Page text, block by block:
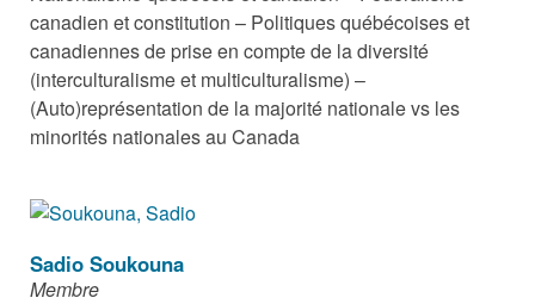
canadien et constitution – Politiques québécoises et
canadiennes de prise en compte de la diversité
(interculturalisme et multiculturalisme) –
(Auto)représentation de la majorité nationale vs les
minorités nationales au Canada
Sadio Soukouna
Membre